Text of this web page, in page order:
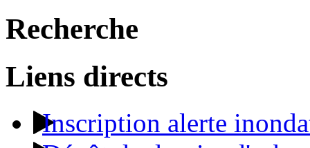
Recherche
Liens directs
Inscription alerte